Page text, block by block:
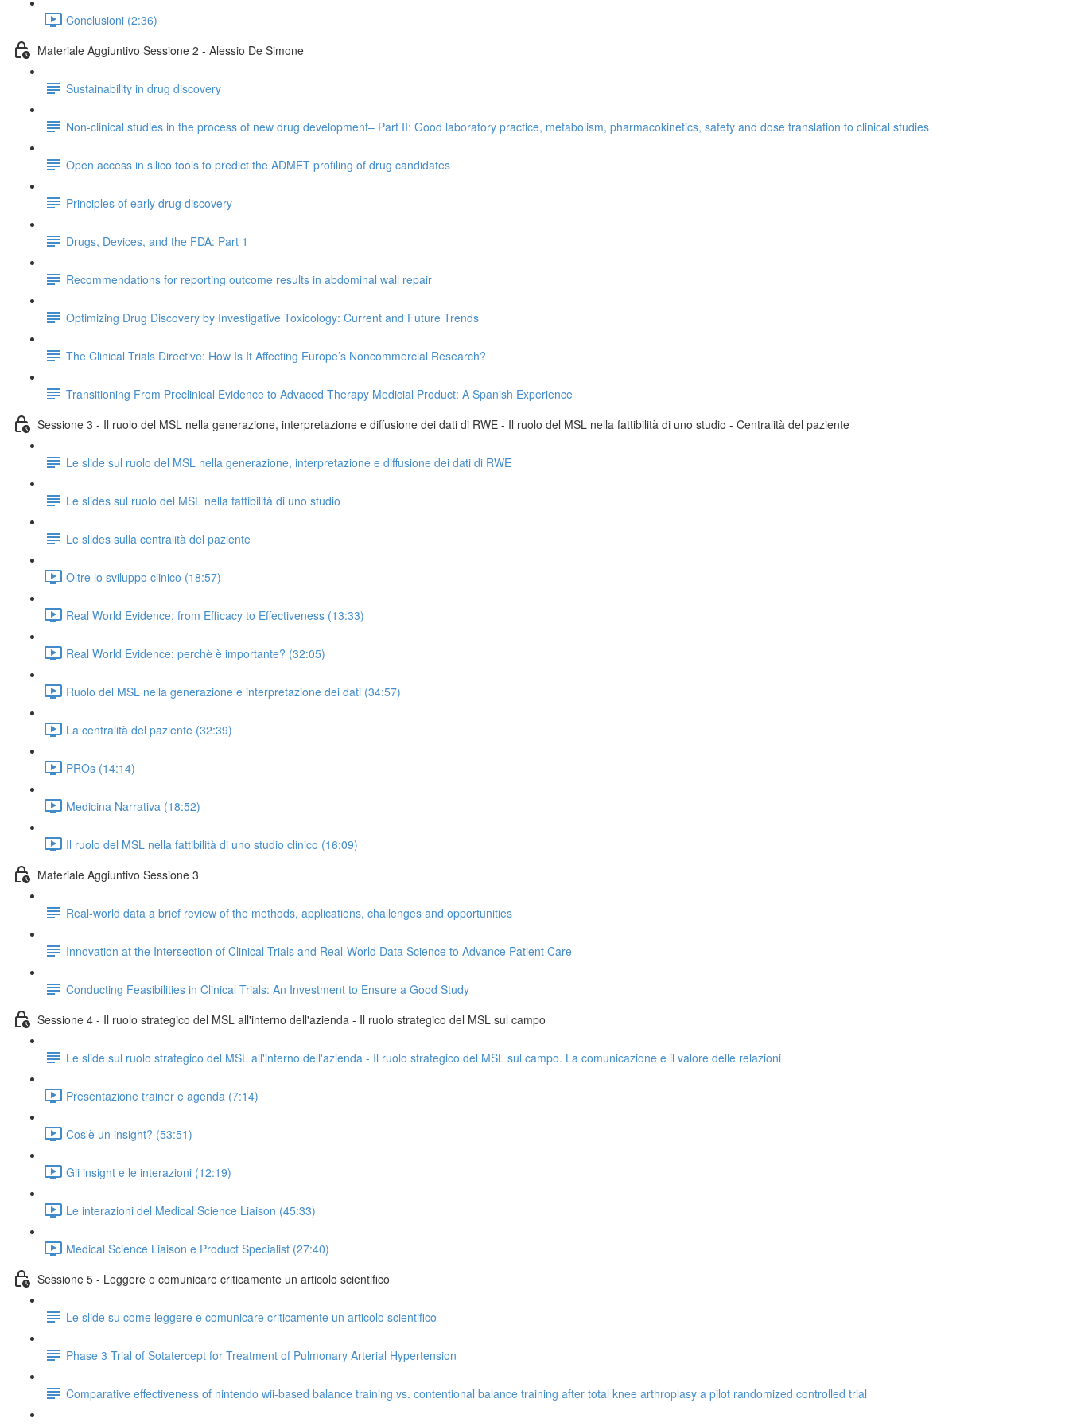
Conclusioni (2:36)
Materiale Aggiuntivo Sessione 2 - Alessio De Simone
Sustainability in drug discovery
Non-clinical studies in the process of new drug development– Part II: Good laboratory practice, metabolism, pharmacokinetics, safety and dose translation to clinical studies
Open access in silico tools to predict the ADMET profiling of drug candidates
Principles of early drug discovery
Drugs, Devices, and the FDA: Part 1
Recommendations for reporting outcome results in abdominal wall repair
Optimizing Drug Discovery by Investigative Toxicology: Current and Future Trends
The Clinical Trials Directive: How Is It Affecting Europe’s Noncommercial Research?
Transitioning From Preclinical Evidence to Advaced Therapy Medicial Product: A Spanish Experience
Sessione 3 - Il ruolo del MSL nella generazione, interpretazione e diffusione dei dati di RWE - Il ruolo del MSL nella fattibilità di uno studio - Centralità del paziente
Le slide sul ruolo del MSL nella generazione, interpretazione e diffusione dei dati di RWE
Le slides sul ruolo del MSL nella fattibilità di uno studio
Le slides sulla centralità del paziente
Oltre lo sviluppo clinico (18:57)
Real World Evidence: from Efficacy to Effectiveness (13:33)
Real World Evidence: perchè è importante? (32:05)
Ruolo del MSL nella generazione e interpretazione dei dati (34:57)
La centralità del paziente (32:39)
PROs (14:14)
Medicina Narrativa (18:52)
Il ruolo del MSL nella fattibilità di uno studio clinico (16:09)
Materiale Aggiuntivo Sessione 3
Real-world data a brief review of the methods, applications, challenges and opportunities
Innovation at the Intersection of Clinical Trials and Real-World Data Science to Advance Patient Care
Conducting Feasibilities in Clinical Trials: An Investment to Ensure a Good Study
Sessione 4 - Il ruolo strategico del MSL all'interno dell'azienda - Il ruolo strategico del MSL sul campo
Le slide sul ruolo strategico del MSL all'interno dell'azienda - Il ruolo strategico del MSL sul campo. La comunicazione e il valore delle relazioni
Presentazione trainer e agenda (7:14)
Cos'è un insight? (53:51)
Gli insight e le interazioni (12:19)
Le interazioni del Medical Science Liaison (45:33)
Medical Science Liaison e Product Specialist (27:40)
Sessione 5 - Leggere e comunicare criticamente un articolo scientifico
Le slide su come leggere e comunicare criticamente un articolo scientifico
Phase 3 Trial of Sotatercept for Treatment of Pulmonary Arterial Hypertension
Comparative effectiveness of nintendo wii-based balance training vs. contentional balance training after total knee arthroplasy a pilot randomized controlled trial